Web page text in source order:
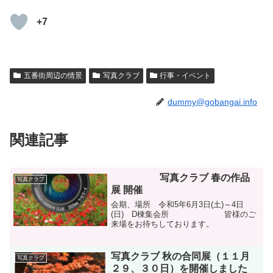
+7
五番街周辺の情景 写真クラブ 行事・イベント
dummy@gobangai.info
関連記事
写真クラブ
写真クラブ 春の作品
展 開催
会期、場所 令和5年6月3日(土)～4日
(日) D棟集会所 皆様のご
来場をお待ちしております。
写真クラブ
写真クラブ 秋の合同展（１１月
２９、３０日）を開催しました